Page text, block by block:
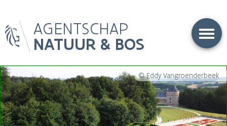
en
naar
gaan
AGENTSCHAP
NATUUR & BOS
© Eddy Vangroenderbeek